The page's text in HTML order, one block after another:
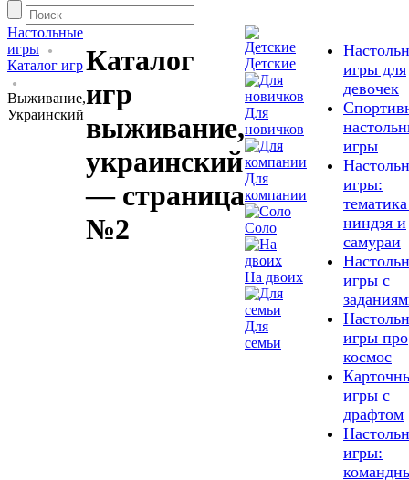
Настольные
игры
Каталог игр
Выживание,
Украинский
Каталог
игр
выживание,
украинский
— страница
№2
Детские
Для
новичков
Для
компании
Соло
На двоих
Для
семьи
игры для
девочек
игры
игры:
ниндзя и
самураи
игры с
игры про
космос
игры с
драфтом
игры: